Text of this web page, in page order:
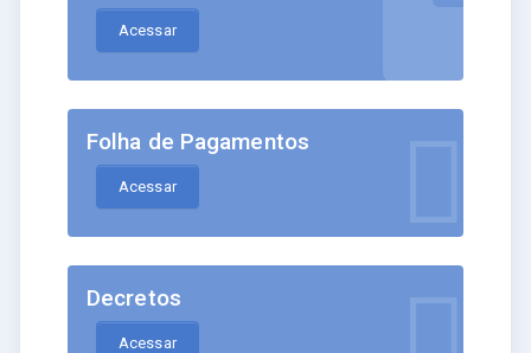
Acessar
Folha de Pagamentos
Acessar
Decretos
Acessar